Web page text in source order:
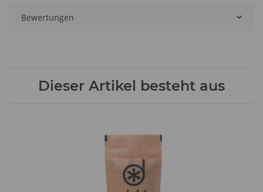
Bewertungen
Dieser Artikel besteht aus